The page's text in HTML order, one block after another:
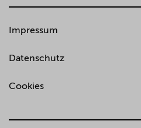
Impressum
Datenschutz
Cookies